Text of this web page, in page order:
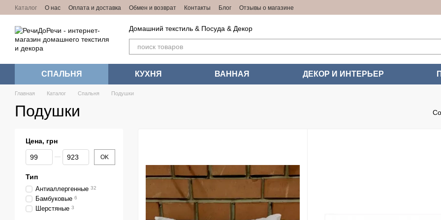
Перейти к основному контенту
Каталог О нас Оплата и доставка Обмен и возврат Контакты Блог Отзывы о магазине
Домашний текстиль & Посуда & Декор
СПАЛЬНЯ КУХНЯ ВАННАЯ ДЕКОР И ИНТЕРЬЕР
Главная Каталог Спальня Подушки
Подушки
Цена, грн
От Цена, грн
До Цена, грн OK
Тип
Антиаллергенные 32
Бамбуковые 6
Шерстяные 3